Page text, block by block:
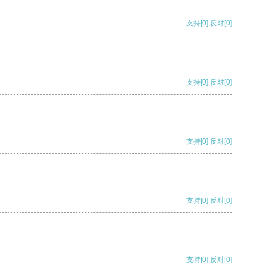
支持[0] 反对[0]
支持[0] 反对[0]
支持[0] 反对[0]
支持[0] 反对[0]
支持[0] 反对[0]